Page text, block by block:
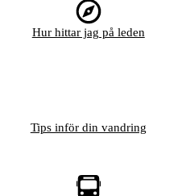
Hur hittar jag på leden
Tips inför din vandring